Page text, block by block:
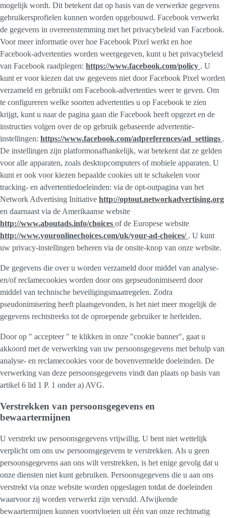
mogelijk wordt. Dit betekent dat op basis van de verwerkte gegevens
gebruikersprofielen kunnen worden opgebouwd. Facebook verwerkt
de gegevens in overeenstemming met het privacybeleid van Facebook.
Voor meer informatie over hoe Facebook Pixel werkt en hoe
Facebook-advertenties worden weergegeven, kunt u het privacybeleid
van Facebook raadplegen: https://www.facebook.com/policy . U
kunt er voor kiezen dat uw gegevens niet door Facebook Pixel worden
verzameld en gebruikt om Facebook-advertenties weer te geven. Om
te configureren welke soorten advertenties u op Facebook te zien
krijgt, kunt u naar de pagina gaan die Facebook heeft opgezet en de
instructies volgen over de op gebruik gebaseerde advertentie-
instellingen: https://www.facebook.com/adpreferences/ad_settings .
De instellingen zijn platformonafhankelijk, wat betekent dat ze gelden
voor alle apparaten, zoals desktopcomputers of mobiele apparaten. U
kunt er ook voor kiezen bepaalde cookies uit te schakelen voor
tracking- en advertentiedoeleinden: via de opt-outpagina van het
Network Advertising Initiative http://optout.networkadvertising.org
en daarnaast via de Amerikaanse website
http://www.aboutads.info/choices of de Europese website
http://www.youronlinechoices.com/uk/your-ad-choices/ . U kunt
uw privacy-instellingen beheren via de onsite-knop van onze website.
De gegevens die over u worden verzameld door middel van analyse-
en/of reclamecookies worden door ons gepseudonimiseerd door
middel van technische beveiligingsmaatregelen. Zodra
pseudonimisering heeft plaatsgevonden, is het niet meer mogelijk de
gegevens rechtstreeks tot de oproepende gebruiker te herleiden.
Door op " accepteer " te klikken in onze "cookie banner", gaat u
akkoord met de verwerking van uw persoonsgegevens met behulp van
analyse- en reclamecookies voor de bovenvermelde doeleinden. De
verwerking van deze persoonsgegevens vindt dan plaats op basis van
artikel 6 lid 1 P. 1 onder a) AVG.
Verstrekken van persoonsgegevens en
bewaartermijnen
U verstrekt uw persoonsgegevens vrijwillig. U bent niet wettelijk
verplicht om ons uw persoonsgegevens te verstrekken. Als u geen
persoonsgegevens aan ons wilt verstrekken, is het enige gevolg dat u
onze diensten niet kunt gebruiken. Persoonsgegevens die u aan ons
verstrekt via onze website worden opgeslagen totdat de doeleinden
waarvoor zij worden verwerkt zijn vervuld. Afwijkende
bewaartermijnen kunnen voortvloeien uit één van onze rechtmatig